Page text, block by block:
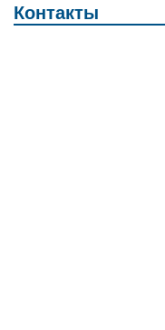
Контакты